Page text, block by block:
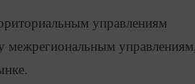
управлениям
межрегиональным